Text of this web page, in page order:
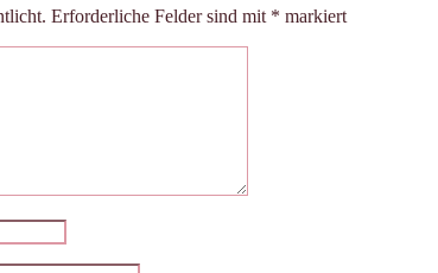
Erforderliche Felder sind mit * markiert